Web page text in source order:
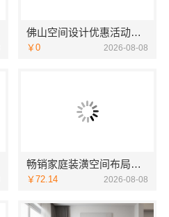
佛山空间设计优惠活动售后无忧广东鼎饰空间装饰工程有限公司
￥0 2026-08-08
畅销家庭装潢空间布局大概报价——浙江乐享新材料有限公司
￥72.14 2026-08-08